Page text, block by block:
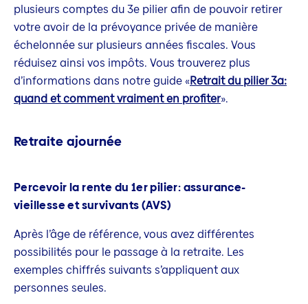
plusieurs comptes du 3e pilier afin de pouvoir retirer
votre avoir de la prévoyance privée de manière
échelonnée sur plusieurs années fiscales. Vous
réduisez ainsi vos impôts. Vous trouverez plus
d’informations dans notre guide «Retrait du pilier 3a:
quand et comment vraiment en profiter».
Retraite ajournée
Percevoir la rente du 1er pilier: assurance-
vieillesse et survivants (AVS)
Après l’âge de référence, vous avez différentes
possibilités pour le passage à la retraite. Les
exemples chiffrés suivants s’appliquent aux
personnes seules.